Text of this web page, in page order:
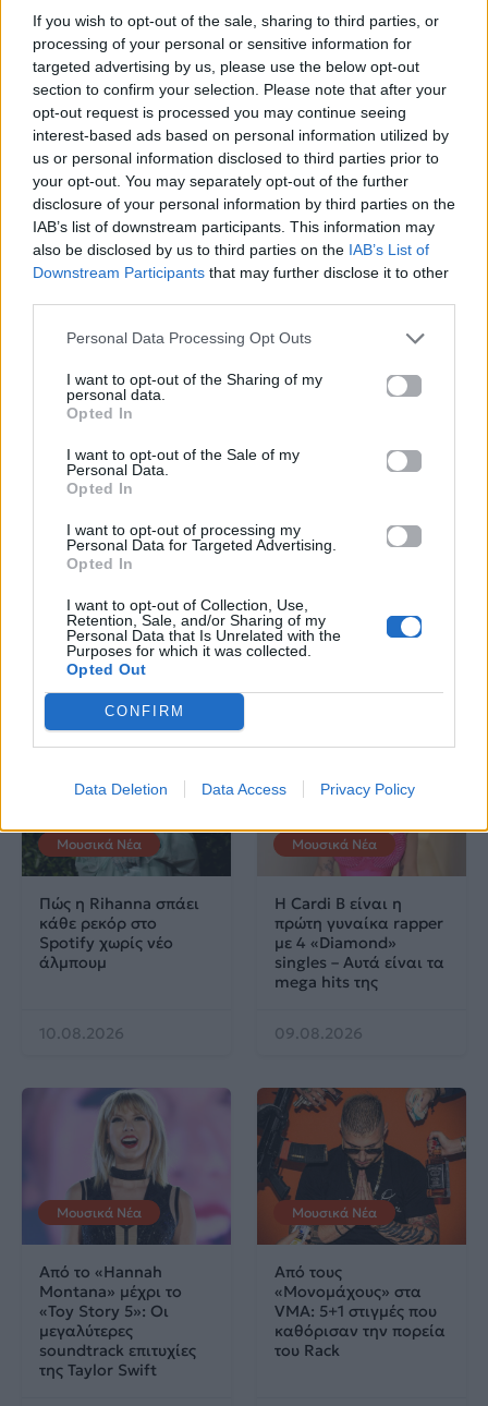
If you wish to opt-out of the sale, sharing to third parties, or
processing of your personal or sensitive information for
targeted advertising by us, please use the below opt-out
section to confirm your selection. Please note that after your
opt-out request is processed you may continue seeing
interest-based ads based on personal information utilized by
us or personal information disclosed to third parties prior to
your opt-out. You may separately opt-out of the further
disclosure of your personal information by third parties on the
IAB’s list of downstream participants. This information may
also be disclosed by us to third parties on the IAB’s List of
Downstream Participants that may further disclose it to other
Personal Data Processing Opt Outs
I want to opt-out of the Sharing of my
personal data.
Opted In
I want to opt-out of the Sale of my
Personal Data.
Opted In
I want to opt-out of processing my
Personal Data for Targeted Advertising.
Opted In
I want to opt-out of Collection, Use,
Retention, Sale, and/or Sharing of my
Personal Data that Is Unrelated with the
Purposes for which it was collected.
Opted Out
CONFIRM
Data Deletion Data Access Privacy Policy
Βιογραφικά
Ελλήνων
Καλλιτεχνών
με πληροφορίες για
δισκογραφία, πορεία
και σημαντικές στιγμές
τους στην ελληνική
μουσική σκηνή
Δες επίσης
Μουσικά Νέα
Ο Πέτρος Ιακωβίδης
θα γίνει «Παγκόσμιο
Φαινόμενο» –
του video clip
10.08.2026
Η Madonna έφτασε
στο No1 με το «Love
λίστα σου
Μουσικά Νέα
Πώς η Rihanna σπάει
κάθε ρεκόρ στο
Spotify χωρίς νέο
άλμπουμ
10.08.2026
Μουσικά Νέα
Η Cardi B είναι η
πρώτη γυναίκα rapper
με 4 «Diamond»
singles – Αυτά είναι τα
mega hits της
09.08.2026
Μουσικά Νέα
Από το «Hannah
Montana» μέχρι το
«Toy Story 5»: Οι
μεγαλύτερες
soundtrack επιτυχίες
της Taylor Swift
Μουσικά Νέα
Από τους
«Μονομάχους» στα
VMA: 5+1 στιγμές που
καθόρισαν την πορεία
του Rack